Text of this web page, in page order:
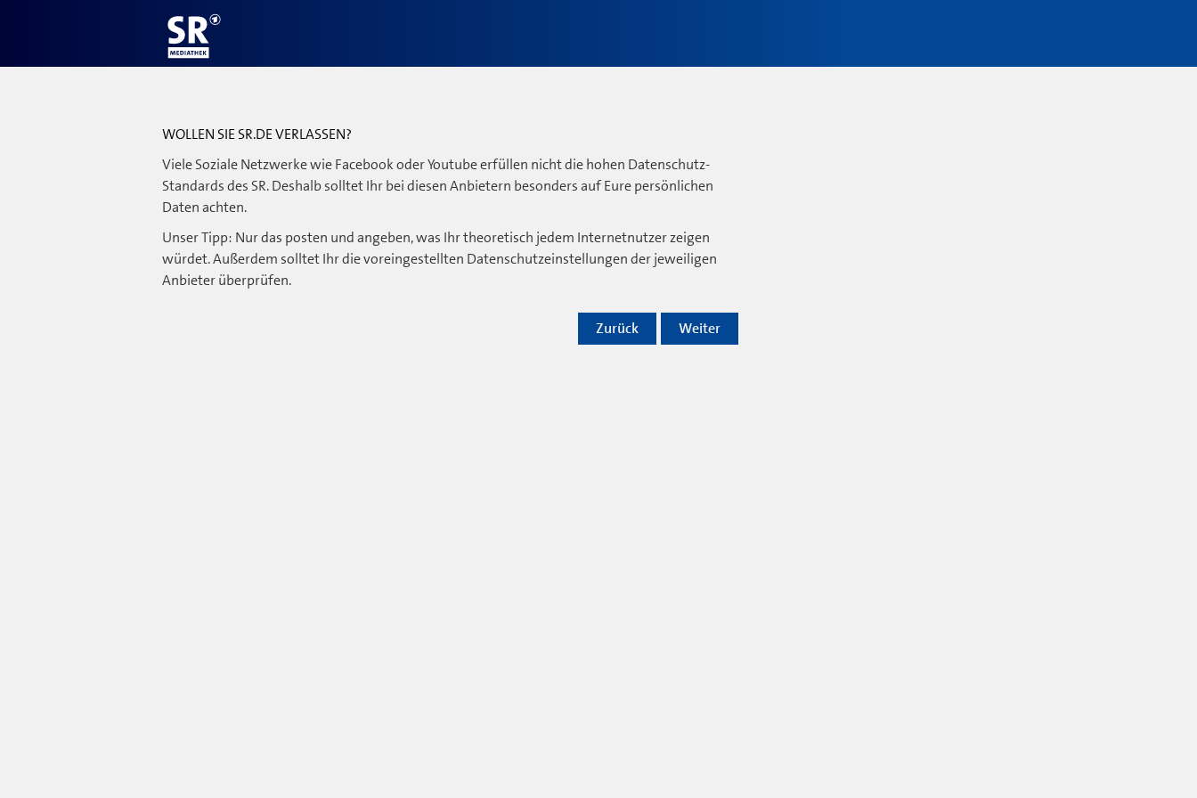
WOLLEN SIE SR.DE VERLASSEN?
Viele Soziale Netzwerke wie Facebook oder Youtube erfüllen nicht die hohen Datenschutz-
Standards des SR. Deshalb solltet Ihr bei diesen Anbietern besonders auf Eure persönlichen
Daten achten.
Unser Tipp: Nur das posten und angeben, was Ihr theoretisch jedem Internetnutzer zeigen
würdet. Außerdem solltet Ihr die voreingestellten Datenschutzeinstellungen der jeweiligen
Anbieter überprüfen.
Weiter
Zurück